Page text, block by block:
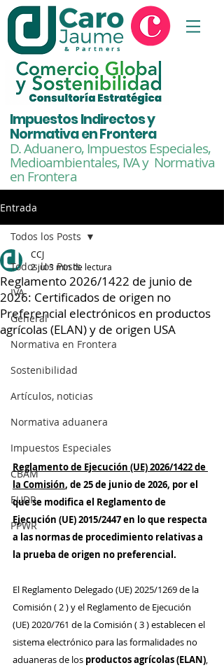
& Partners
Impuestos Indirectos y
Normativa en Frontera
D. Aduanero, Impuestos Especiales,
Medioambientales,IVA y Normativa
en Frontera
Entrada
Todos los Posts
IVA
General
Normativa en Frontera
Sostenibilidad
Artículos, noticias
Normativa aduanera
Impuestos Especiales
CBAM
EUDR
PPWR
Todos los Posts
Reglamento 2026/1422 de junio de
2026: Certificados de origen no
Preferencial electrónicos en productos
agrícolas (ELAN) y de origen USA
CCJ
2 jul3 min de lectura
Reglamento de Ejecución (UE) 2026/1422 de
la Comisión, de 25 de junio de 2026, por el
que se modifica el Reglamento de
Ejecución (UE) 2015/2447 en lo que respecta
a las normas de procedimiento relativas a
la prueba de origen no preferencial.
El Reglamento Delegado (UE) 2025/1269 de la
Comisión ( 2 ) y el Reglamento de Ejecución
(UE) 2020/761 de la Comisión ( 3 ) establecen el
sistema electrónico para las formalidades no
aduaneras de los productos agrícolas (ELAN),